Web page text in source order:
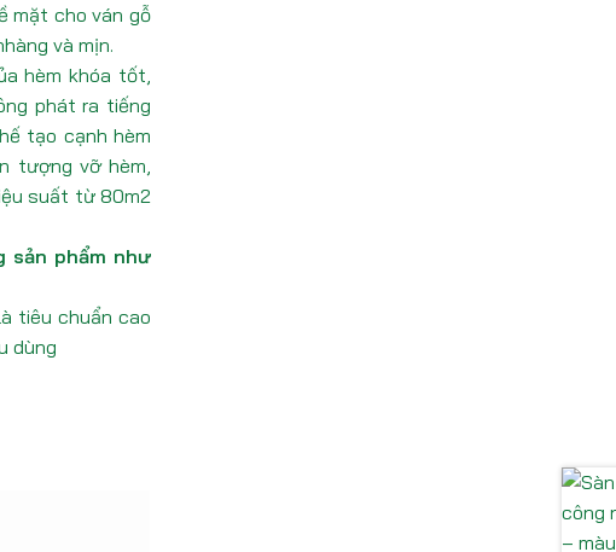
mặt cho ván gỗ
và mịn.
hèm khóa tốt,
phát ra tiếng
tạo cạnh hèm
tượng vỡ hèm,
suất từ 80m2
sản phẩm như
là tiêu chuẩn cao
dùng